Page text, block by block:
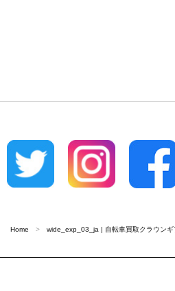
Home wide_exp_03_ja | 自転車買取クラウンギ